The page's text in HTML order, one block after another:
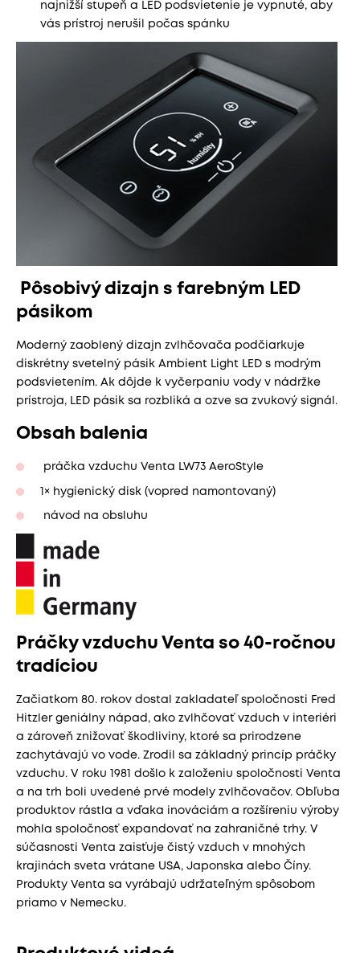
najnižší stupeň a LED podsvietenie je vypnuté, aby
vás prístroj nerušil počas spánku
Pôsobivý dizajn s farebným LED
pásikom
Moderný zaoblený dizajn zvlhčovača podčiarkuje
diskrétny svetelný pásik Ambient Light LED s modrým
podsvietením. Ak dôjde k vyčerpaniu vody v nádržke
prístroja, LED pásik sa rozbliká a ozve sa zvukový signál.
Obsah balenia
práčka vzduchu Venta LW73 AeroStyle
1× hygienický disk (vopred namontovaný)
návod na obsluhu
Práčky vzduchu Venta so 40-ročnou
tradíciou
Začiatkom 80. rokov dostal zakladateľ spoločnosti Fred
Hitzler geniálny nápad, ako zvlhčovať vzduch v interiéri
a zároveň znižovať škodliviny, ktoré sa prirodzene
zachytávajú vo vode. Zrodil sa základný princíp práčky
vzduchu. V roku 1981 došlo k založeniu spoločnosti Venta
a na trh boli uvedené prvé modely zvlhčovačov. Obľuba
produktov rástla a vďaka inováciám a rozšíreniu výroby
mohla spoločnosť expandovať na zahraničné trhy. V
súčasnosti Venta zaisťuje čistý vzduch v mnohých
krajinách sveta vrátane USA, Japonska alebo Číny.
Produkty Venta sa vyrábajú udržateľným spôsobom
priamo v Nemecku.